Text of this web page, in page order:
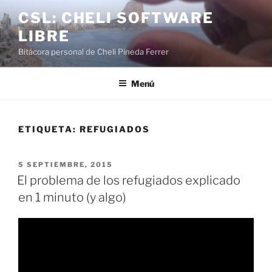
al
contenido
CSL: CHELI SOFTWARE
LIBRE
Bitácora personal de Cheli Pineda Ferrer
Menú
ETIQUETA: REFUGIADOS
PUBLICADO
EL
5 SEPTIEMBRE, 2015
El problema de los refugiados explicado
en 1 minuto (y algo)